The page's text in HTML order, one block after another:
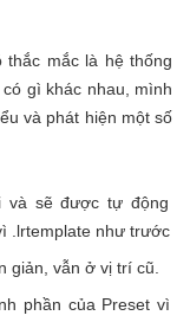
mắc là hệ thống
gì khác nhau, mình
và phát hiện một số
và sẽ được tự động
.lrtemplate như trước
giản, vẫn ở vị trí cũ.
phần của Preset vì